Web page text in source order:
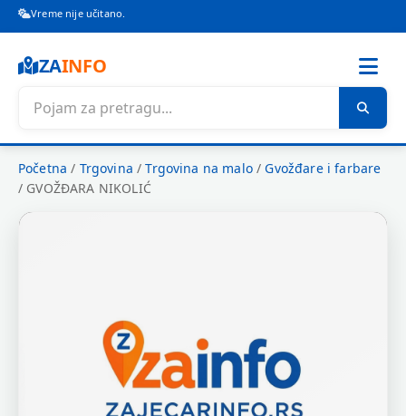
Vreme nije učitano.
ZAINFO
Početna / Trgovina /Trgovina na malo/ Gvožđare i farbare
/ GVOŽĐARA NIKOLIĆ